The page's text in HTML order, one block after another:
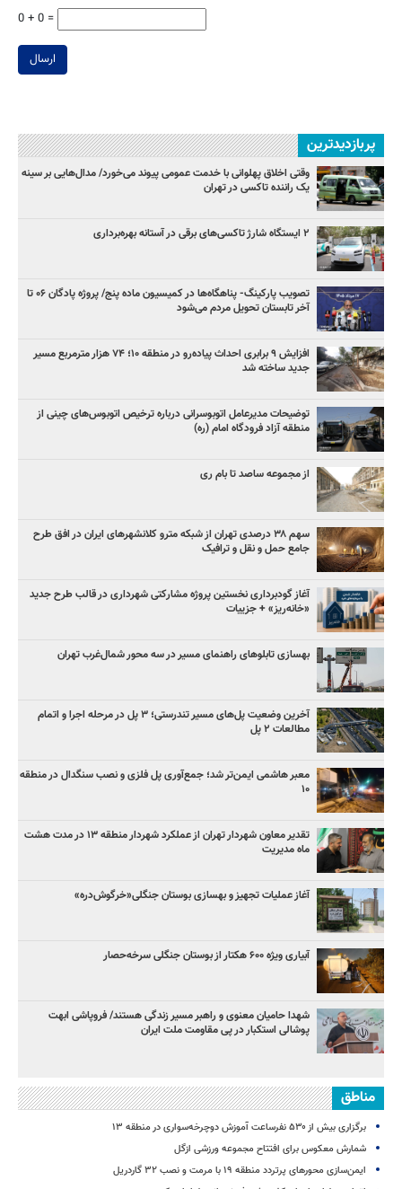
0 + 0 =
ارسال
پربازدیدترین
وقتی اخلاق پهلوانی با خدمت عمومی پیوند می‌خورد/ مدال‌هایی بر سینه
یک راننده تاکسی در تهران
۲ ایستگاه شارژ تاکسی‌های برقی در آستانه بهره‌برداری
تصویب پارکینگ- پناهگاه‌ها در کمیسیون ماده پنج/ پروژه پادگان ۰۶ تا
آخر تابستان تحویل مردم می‌شود
افزایش ۹ برابری احداث پیاده‌رو در منطقه ۱۰؛ ۷۴ هزار مترمربع مسیر
جدید ساخته شد
توضیحات مدیرعامل اتوبوسرانی درباره ترخیص اتوبوس‌های چینی از
منطقه آزاد فرودگاه امام (ره)
از مجموعه ساصد تا بام ری
سهم ۳۸ درصدی تهران از شبکه مترو کلانشهرهای ایران در افق طرح
جامع حمل و نقل و ترافیک
آغاز گودبرداری نخستین پروژه مشارکتی شهرداری در قالب طرح جدید
«خانه‌ریز» + جزییات
بهسازی تابلوهای راهنمای مسیر در سه محور شمال‌غرب تهران
آخرین وضعیت پل‌های مسیر تندرستی؛ ۳ پل در مرحله اجرا و اتمام
مطالعات ۲ پل
معبر هاشمی ایمن‌تر شد؛ جمع‌آوری پل فلزی و نصب سنگدال در منطقه
۱۰
تقدیر معاون شهردار تهران از عملکرد شهردار منطقه ۱۳ در مدت هشت
ماه مدیریت
آغاز عملیات تجهیز و بهسازی بوستان جنگلی«خرگوش‌دره»
آبیاری ویژه ۶۰۰ هکتار از بوستان جنگلی سرخه‌حصار
شهدا حامیان معنوی و راهبر مسیر زندگی هستند/ فروپاشی ابهت
پوشالی استکبار در پی مقاومت ملت ایران
مناطق
برگزاری بیش از ۵۳۰ نفرساعت آموزش دوچرخه‌سواری در منطقه ۱۳
شمارش معکوس برای افتتاح مجموعه ورزشی ازگل
ایمن‌سازی محورهای پرتردد منطقه ۱۹ با مرمت و نصب ۳۲ گاردریل